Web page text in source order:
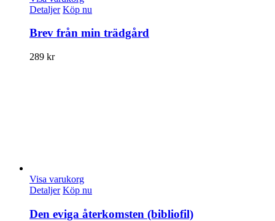
Detaljer Köp nu
Brev från min trädgård
289 kr
Visa varukorg
Detaljer Köp nu
Den eviga återkomsten (bibliofil)